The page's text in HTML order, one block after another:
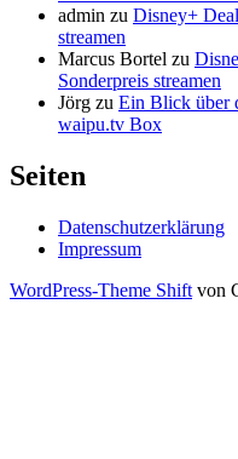
admin zu Disney+
streamen
Marcus Bortel zu
Sonderpreis streamen
Jörg zu Ein Blick über
waipu.tv Box
Seiten
Datenschutzerklärung
Impressum
WordPress-Theme Shift von